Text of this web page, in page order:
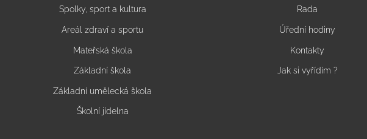
Spolky, sport a kultura
Areál zdraví a sportu
Mateřská škola
Základní škola
Základní umělecká škola
Školní jídelna
Rada
Úřední hodiny
Kontakty
Jak si vyřídím ?